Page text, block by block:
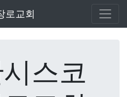
로교회
스코